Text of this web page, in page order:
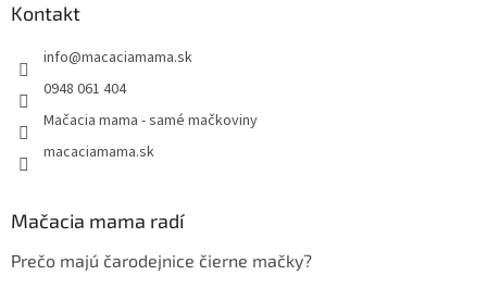
Kontakt
info@macaciamama.sk
0948 061 404
Mačacia mama - samé mačkoviny
macaciamama.sk
Mačacia mama radí
Prečo majú čarodejnice čierne mačky?